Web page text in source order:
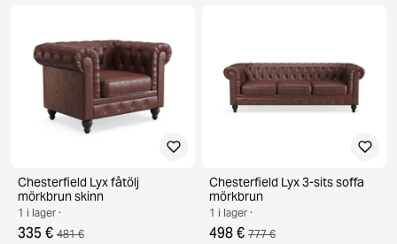
Chesterfield Lyx fåtölj
mörkbrun skinn
1 i lager ·
335 € 481 €
Chesterfield Lyx 3-sits soffa
mörkbrun
1 i lager ·
498 € 777 €